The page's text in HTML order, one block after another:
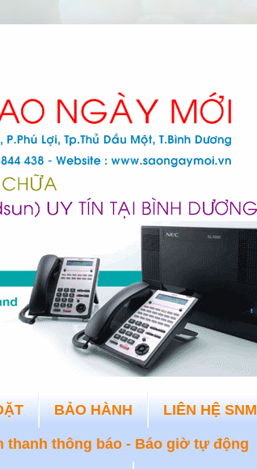
BẢO HÀNH LIÊN HỆ SNM
thanh thông báo - Báo giờ tự động